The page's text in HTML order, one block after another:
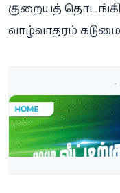
குறையத்
வாழ்வாதரம்
-